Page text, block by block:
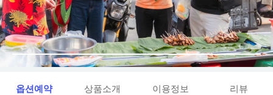
옵션예약 상품소개 이용정보 리뷰